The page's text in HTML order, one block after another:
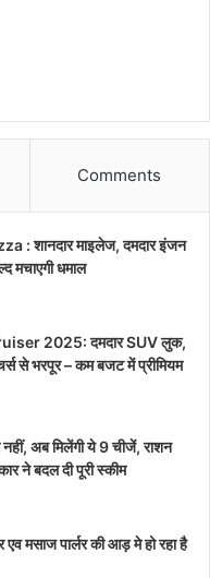
Comments
: शानदार माइलेज, दमदार इंजन
मचाएगी धमाल
2025: दमदार SUV लुक,
से भरपूर – कम बजट में प्रीमियम
अब मिलेंगी ये 9 चीजें, राशन
ने बदल दी पूरी स्कीम
मसाज पार्लर की आड़ मे हो रहा है